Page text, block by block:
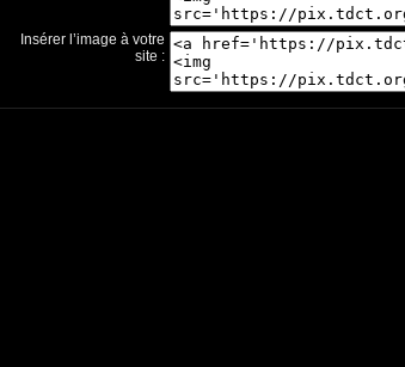
Insérer l’image à votre
site :